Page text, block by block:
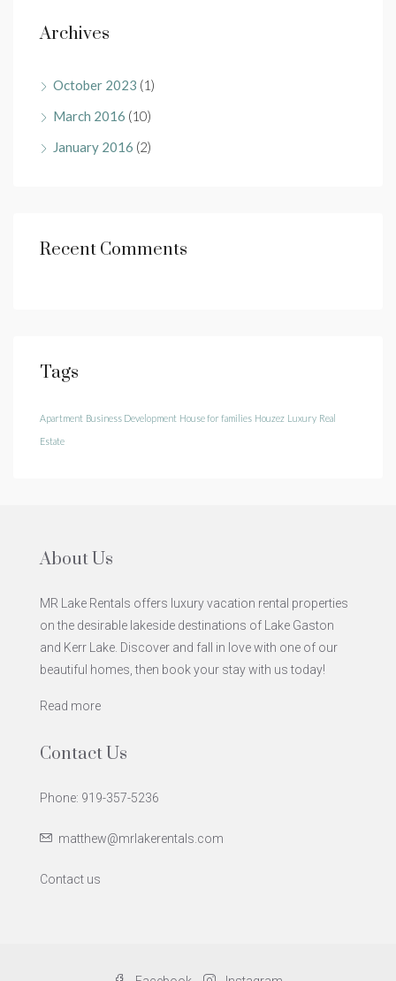
Archives
October 2023 (1)
March 2016 (10)
January 2016 (2)
Recent Comments
Tags
Apartment Business Development House for families Houzez Luxury Real
Estate
About Us
MR Lake Rentals offers luxury vacation rental properties
on the desirable lakeside destinations of Lake Gaston
and Kerr Lake. Discover and fall in love with one of our
beautiful homes, then book your stay with us today!
Read more
Contact Us
Phone: 919-357-5236
matthew@mrlakerentals.com
Contact us